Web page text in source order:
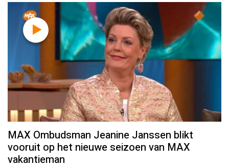
MAX Ombudsman Jeanine Janssen blikt
vooruit op het nieuwe seizoen van MAX
vakantieman